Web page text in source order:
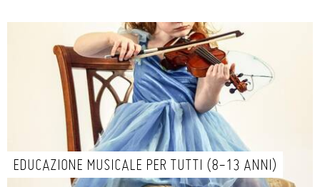
EDUCAZIONE MUSICALE PER TUTTI (8-13 ANNI)